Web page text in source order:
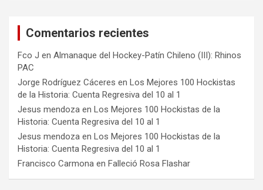
Comentarios recientes
Fco J en Almanaque del Hockey-Patín Chileno (III): Rhinos
PAC
Jorge Rodríguez Cáceres en Los Mejores 100 Hockistas
de la Historia: Cuenta Regresiva del 10 al 1
Jesus mendoza en Los Mejores 100 Hockistas de la
Historia: Cuenta Regresiva del 10 al 1
Jesus mendoza en Los Mejores 100 Hockistas de la
Historia: Cuenta Regresiva del 10 al 1
Francisco Carmona en Falleció Rosa Flashar